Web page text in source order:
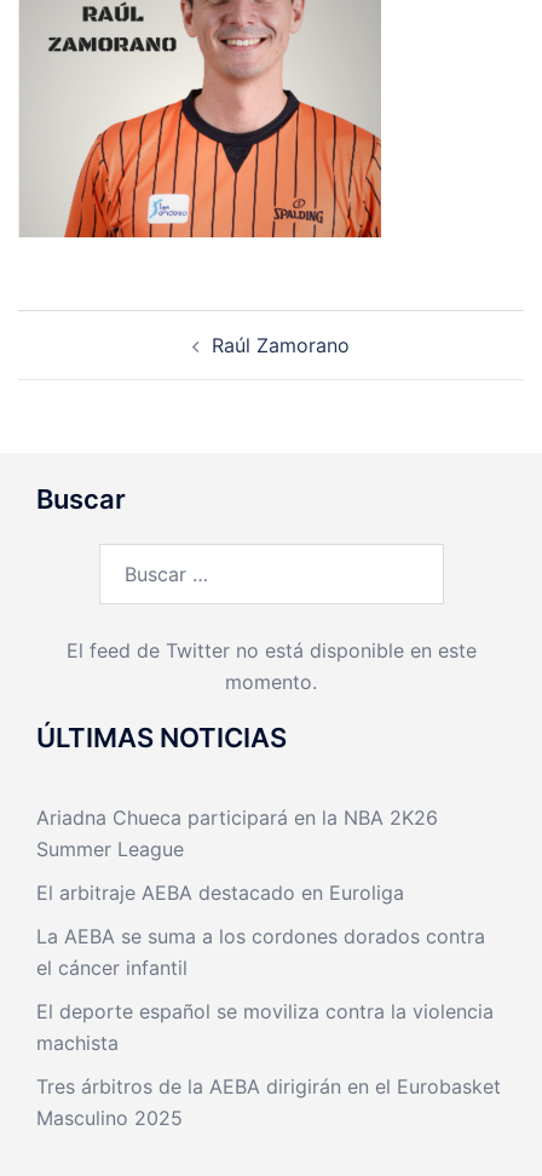
Raúl Zamorano
Buscar
El feed de Twitter no está disponible en este
momento.
ÚLTIMAS NOTICIAS
Ariadna Chueca participará en la NBA 2K26
Summer League
El arbitraje AEBA destacado en Euroliga
La AEBA se suma a los cordones dorados contra
el cáncer infantil
El deporte español se moviliza contra la violencia
machista
Tres árbitros de la AEBA dirigirán en el Eurobasket
Masculino 2025